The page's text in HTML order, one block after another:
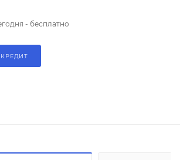
- бесплатно